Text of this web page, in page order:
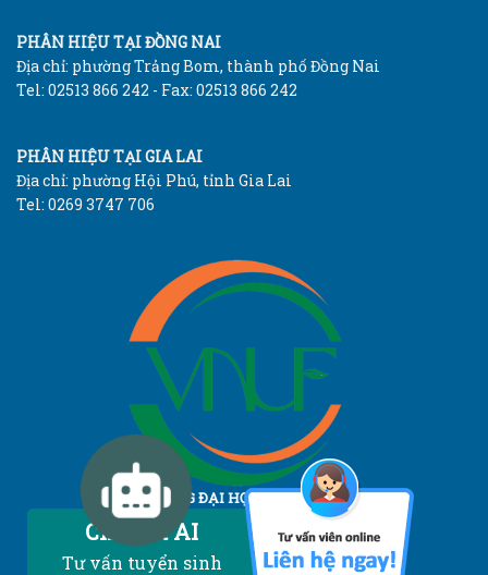
PHÂN HIỆU TẠI ĐỒNG NAI
Địa chỉ: phường Trảng Bom, thành phố Đồng Nai
Tel: 02513 866 242 - Fax: 02513 866 242
PHÂN HIỆU TẠI GIA LAI
Địa chỉ: phường Hội Phú, tỉnh Gia Lai
Tel: 0269 3747 706
TRƯỜNG ĐẠI HỌC LÂM NGHIỆP
Vietnam National University of Forestry
Chatbot AI
Tư vấn tuyển sinh